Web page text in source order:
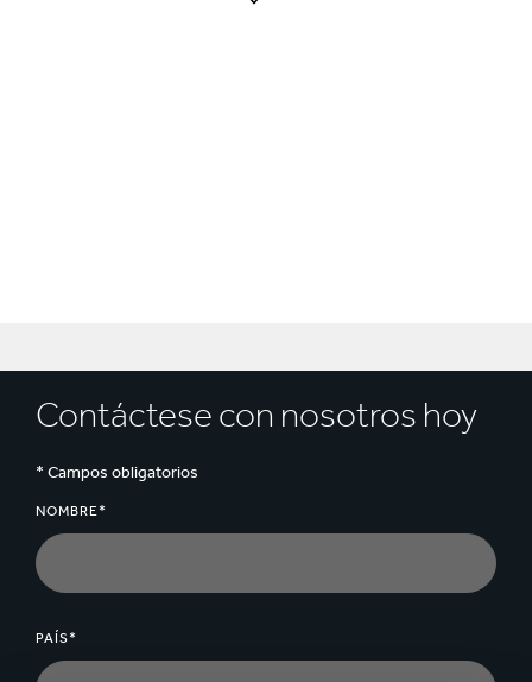
Contáctese con nosotros hoy
* Campos obligatorios
NOMBRE*
PAÍS*